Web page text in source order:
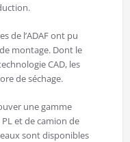
de l’ADAF ont pu
montage. Dont le
CAD, les
de séchage.
une gamme
et de camion de
sont disponibles